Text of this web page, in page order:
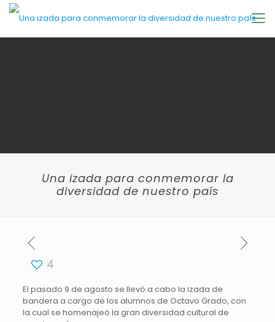
Una izada para conmemorar la
diversidad de nuestro país
4
[rev_slider actualidad-caja-2]
El pasado 9 de agosto se llevó a cabo la izada de
bandera a cargo de los alumnos de Octavo Grado, con
la cual se homenajeó la gran diversidad cultural de